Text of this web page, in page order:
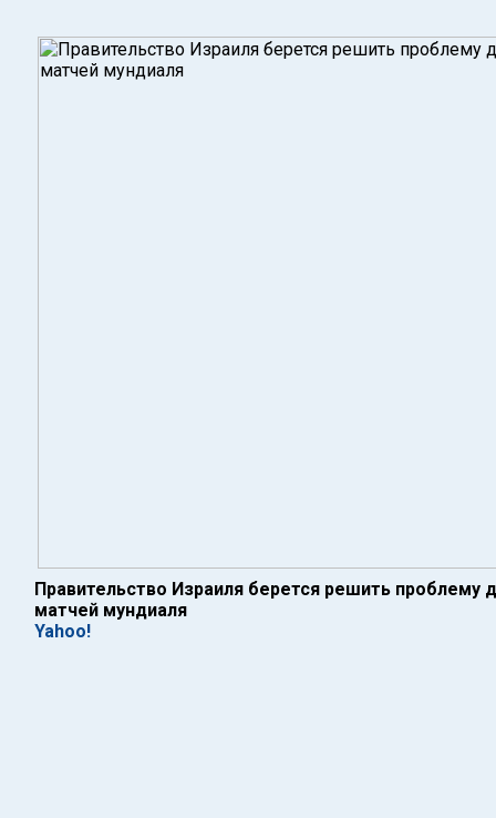
Правительство Израиля берется решить проблему
матчей мундиаля
Yahoo!